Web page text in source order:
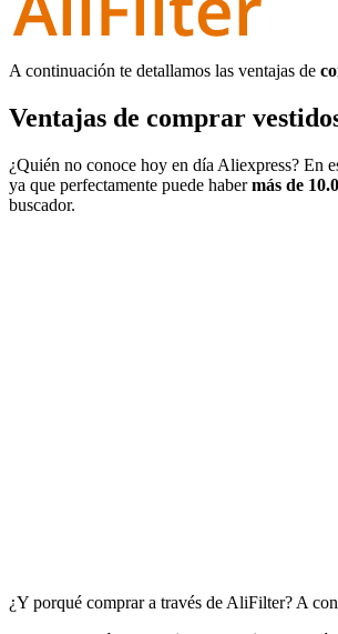
A continuación te detallamos las ventajas de
Ventajas de comprar
¿Quién no conoce hoy en día Aliexpress? En
ya que perfectamente puede habermás de
buscador.
¿Y porqué comprar a través de AliFilter? A